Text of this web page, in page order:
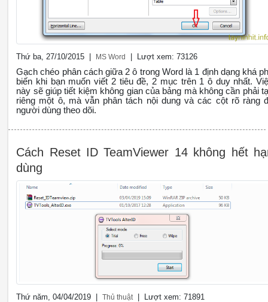
Thứ ba, 27/10/2015 | MS Word | Lượt xem: 73126
Gạch chéo phân cách giữa 2 ô trong Word là 1 định dạng khá
biến khi bạn muốn viết 2 tiêu đề, 2 mục trên 1 ô duy nhất.
này sẽ giúp tiết kiệm không gian của bảng mà không cần phải
riêng một ô, mà vẫn phân tách nội dung và các cột rõ ràng
người dùng theo dõi.
Cách Reset ID TeamViewer 14 không hết
dùng
Thứ năm, 04/04/2019 |Thủ thuật | Lượt xem: 71891